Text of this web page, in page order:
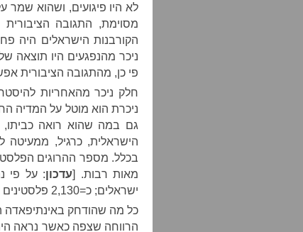
לא היו פיגועים, ושהוא שמר
מסוימת, התגובה
הקורבנות הישראלים היה
ניכר מהנפגעים היו תוצאה
פי כן, מהתגובה הציבורית
חלק ניכר מהאחריות
ניכרת הוא מוטל על המדיה
גם במה שהוא רואה
הישראלית, כרגיל, ממעיטה
בכלל. מספר ההרוגים
מאות רבות. [עדכון: על פי
ישראלים; כ=2,130 פלסטינים נפצעו לעומת 220 ישראלים.]
כל מה שהודחק באינתיפאדה
הרווחה שצפה כאשר נראה